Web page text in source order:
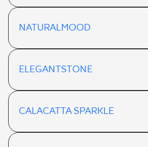
NATURALMOOD
ELEGANTSTONE
CALACATTA SPARKLE